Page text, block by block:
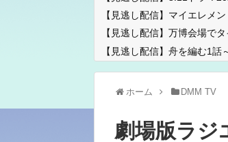
【見逃し配信】マイエレメ
【見逃し配信】万博会場で
【見逃し配信】舟を編む1
ホーム DMM TV
劇場版ラジ